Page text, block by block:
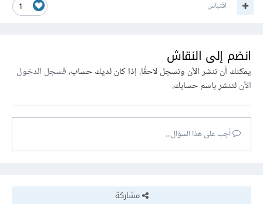
وإليك الرابط للتوثيق الرسمي الخاص بها:
learn.org/stable/modules/generated/sklearn
.decomposition.PCA.html
1 اقتباس
انضم إلى النقاش
يمكنك أن تنشر الآن وتسجل لاحقًا. إذا كان لديك حساب،فسجل الدخول
الآنلتنشر باسم حسابك.
أجب على هذا السؤال...
مشاركة